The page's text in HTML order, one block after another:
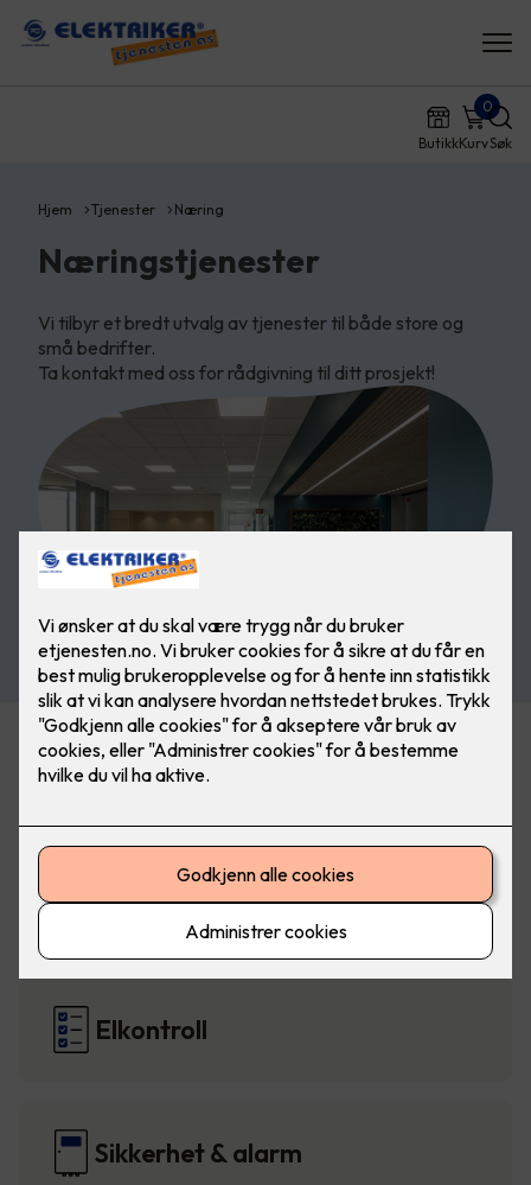
ButikkKurv
0
Søk
Hjem Tjenester Næring
Næringstjenester
Vi tilbyr et bredt utvalg av tjenester til både store og
små bedrifter.
Ta kontakt med oss for rådgivning til ditt prosjekt!
Belysning
Elbillading
Elkontroll
Sikkerhet & alarm